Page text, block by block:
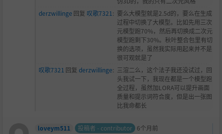
derzwillinge 回复 叹歌7321 : 要么大模型就是2.5d的，要么在生成
过程中切换了大模型。比如先用三次
元模型跑70%，然后再切换成二次元
模型跑剩下30%。秋叶整合包里有切
换的选项，虽然我实际用起来并不是
很可观就是了
叹歌7321 回复 derzwillinge: 三渲二么，这个法子我还没试过，回
头我试一下，我现在都是一个模型跑
全过程，虽然加LORA可以提升画面
质量和提示词符合度，但是出一张图
比我命都长
loveym511 投稿者 - contributor 6个月前